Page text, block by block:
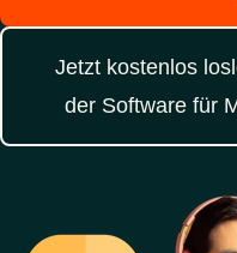
Jetzt kostenlos
der Software für